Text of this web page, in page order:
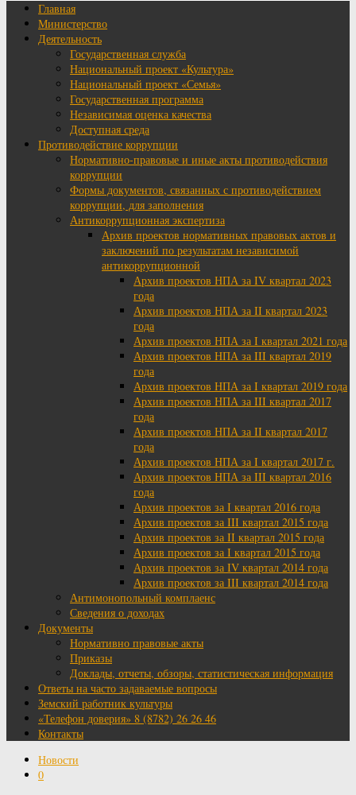
Главная
Министерство
Деятельность
Государственная служба
Национальный проект «Культура»
Национальный проект «Семья»
Государственная программа
Независимая оценка качества
Доступная среда
Противодействие коррупции
Нормативно-правовые и иные акты противодействия
коррупции
Формы документов, связанных с противодействием
коррупции, для заполнения
Антикоррупционная экспертиза
Архив проектов нормативных правовых актов и
заключений по результатам независимой
антикоррупционной
Архив проектов НПА за IV квартал 2023
года
Архив проектов НПА за II квартал 2023
года
Архив проектов НПА за I квартал 2021 года
Архив проектов НПА за III квартал 2019
года
Архив проектов НПА за I квартал 2019 года
Архив проектов НПА за III квартал 2017
года
Архив проектов НПА за II квартал 2017
года
Архив проектов НПА за I квартал 2017 г.
Архив проектов НПА за III квартал 2016
года
Архив проектов за I квартал 2016 года
Архив проектов за III квартал 2015 года
Архив проектов за II квартал 2015 года
Архив проектов за I квартал 2015 года
Архив проектов за IV квартал 2014 года
Архив проектов за III квартал 2014 года
Антимонопольный комплаенс
Сведения о доходах
Документы
Нормативно правовые акты
Приказы
Доклады, отчеты, обзоры, статистическая информация
Ответы на часто задаваемые вопросы
Земский работник культуры
«Телефон доверия» 8 (8782) 26 26 46
Контакты
Новости
0